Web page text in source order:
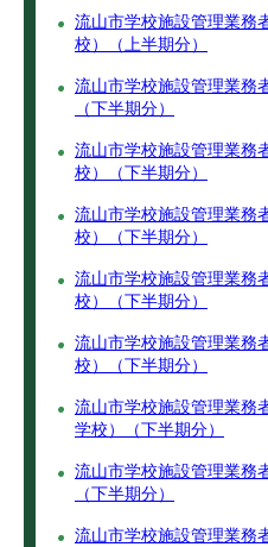
流山市学校施設管理業務
校）（上半期分）
流山市学校施設管理業務
（下半期分）
流山市学校施設管理業務
校）（下半期分）
流山市学校施設管理業務
校）（下半期分）
流山市学校施設管理業務
校）（下半期分）
流山市学校施設管理業務
校）（下半期分）
流山市学校施設管理業務
学校）（下半期分）
流山市学校施設管理業務
（下半期分）
流山市学校施設管理業務